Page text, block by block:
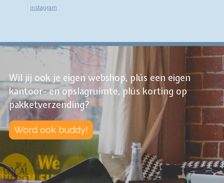
instagram
Wil jij ook je eigen webshop, plús een eigen
kantoor- en opslagruimte, plús korting op
pakketverzending?
Word ook buddy!